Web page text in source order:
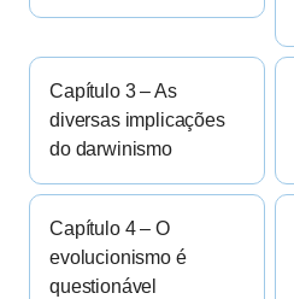
Capítulo 3 – As
diversas implicações
do darwinismo
Capítulo 4 – O
evolucionismo é
questionável